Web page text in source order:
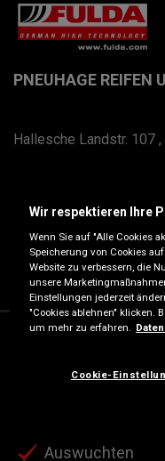
PNEUHAGE REIFEN
Hallesche Landstr. 107 ,
Telefonnummer
NL889@PNEU.COM
Angebotene
Auswuchten
Wir respektieren Ihre
Wenn Sie auf "Alle Cookies
Speicherung von Cookies
Website zu verbessern, die
unsere
Einstellungen jederzeit
"Cookies ablehnen" klicken.
um mehr zu erfahren.
Cookie-